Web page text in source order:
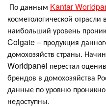
По данным Kantar
косметологической
наибольший уровень
Colgate – продукция
домохозяйств страны.
Worldpanel перестал
брендов в домохозяйства
данные по уровню
недоступны.